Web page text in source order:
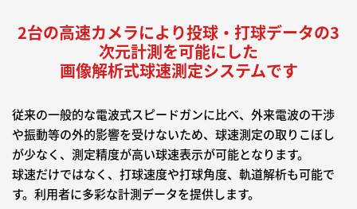
2台の高速カメラにより投球・打球データの3
次元計測を可能にした
画像解析式球速測定システムです
従来の一般的な電波式スピードガンに比べ、外来電波の干渉
や振動等の外的影響を受けないため、球速測定の取りこぼし
が少なく、測定精度が高い球速表示が可能となります。
球速だけではなく、打球速度や打球角度、軌道解析も可能で
す。利用者に多彩な計測データを提供します。